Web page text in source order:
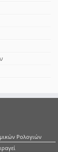
Ρολογιών